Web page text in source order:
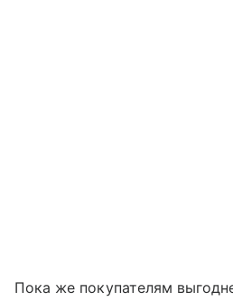
Пока же покупателям